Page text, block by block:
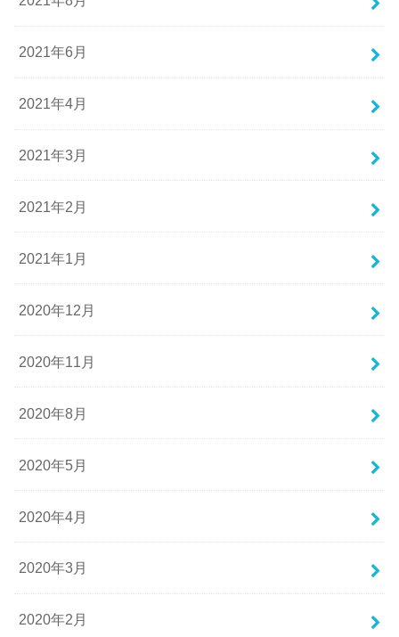
2021年6月
2021年4月
2021年3月
2021年2月
2021年1月
2020年12月
2020年11月
2020年8月
2020年5月
2020年4月
2020年3月
2020年2月